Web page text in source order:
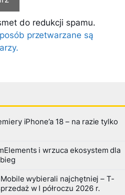
do redukcji spamu.
przetwarzane są
iPhone’a 18 – na razie tylko
i wrzuca ekosystem dla
wybierali najchętniej – T-
w I półroczu 2026 r.